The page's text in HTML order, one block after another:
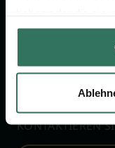
gesammelt haben.
KONTAKTIEREN